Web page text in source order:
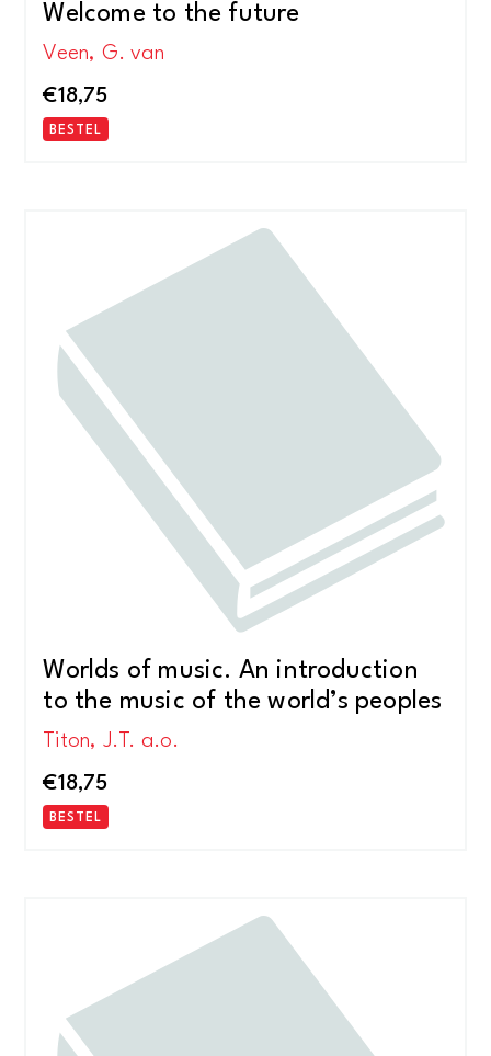
Welcome to the future
Veen, G. van
€18,75
BESTEL
Worlds of music. An introduction
to the music of the world’s peoples
Titon, J.T. a.o.
€18,75
BESTEL